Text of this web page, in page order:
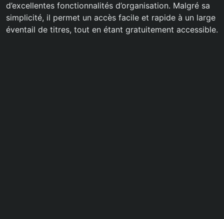
d’excellentes fonctionnalités d’organisation. Malgré sa
simplicité, il permet un accès facile et rapide à un large
éventail de titres, tout en étant gratuitement accessible.